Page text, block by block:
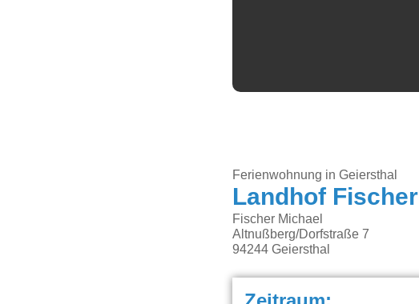
Ferienwohnung in Geiersthal
Landhof Fischer
Fischer Michael
Altnußberg/Dorfstraße 7
94244 Geiersthal